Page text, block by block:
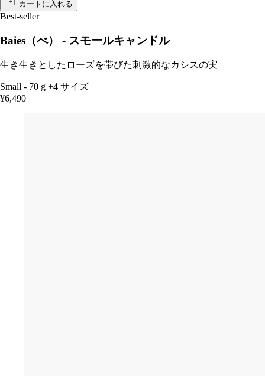
カートに入れる
Best-seller
Baies（べ） - スモールキャンドル
生き生きとしたローズを帯びた刺激的なカシスの実
Small - 70 g +4 サイズ
¥6,490